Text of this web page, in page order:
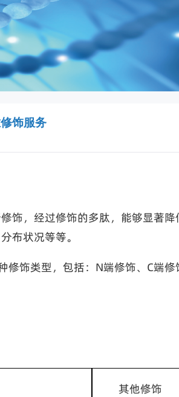
饰服务
饰，经过修饰的多肽，能够显著
布状况等等。
饰类型，包括：N端修饰、C端
其他修饰